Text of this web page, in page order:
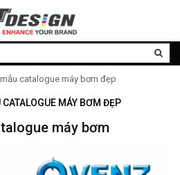
mẫu catalogue máy bơm đẹp
MÁY BƠM ĐẸP
máy bơm